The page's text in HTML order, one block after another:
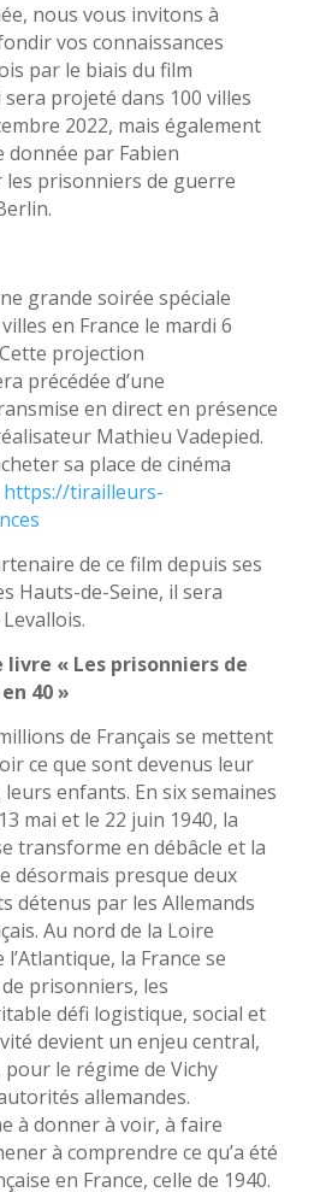
nous vous invitons à
vos connaissances
par le biais du film
projeté dans 100 villes
2022, mais également
donnée par Fabien
les prisonniers de guerre
grande soirée spéciale
en France le mardi 6
projection
précédée d’une
en direct en présence
Mathieu Vadepied.
sa place de cinéma
https://tirailleurs-
de ce film depuis ses
Hauts-de-Seine, il sera
livre « Les prisonniers de
40»
de Français se mettent
ce que sont devenus leur
enfants. En six semaines
mai et le 22 juin 1940, la
transforme en débâcle et la
désormais presque deux
détenus par les Allemands
Au nord de la Loire
la France se
prisonniers, les
défi logistique, social et
devient un enjeu central,
le régime de Vichy
allemandes.
à donner à voir, à faire
à comprendre ce qu’a été
en France, celle de 1940.